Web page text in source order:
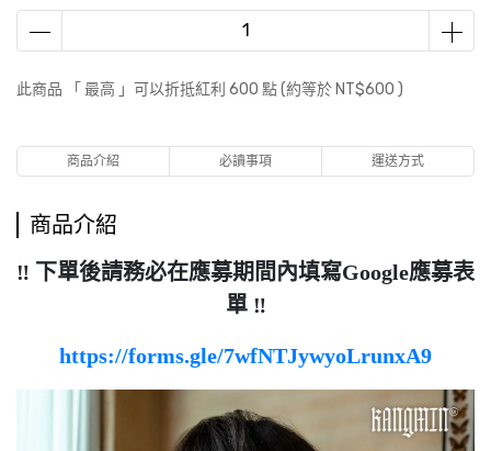
此商品 「 最高 」可以折抵紅利 600 點 (約等於 NT$600 )
商品介紹 必讀事項 運送方式
商品介紹
‼️ 下單後請務必在應募期間內填寫Google應募表
單 ‼️
https://forms.gle/7wfNTJywyoLrunxA9